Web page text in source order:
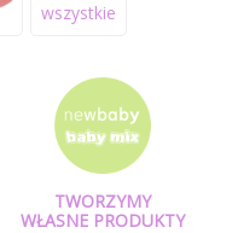
wszystkie
TWORZYMY
WŁASNE PRODUKTY